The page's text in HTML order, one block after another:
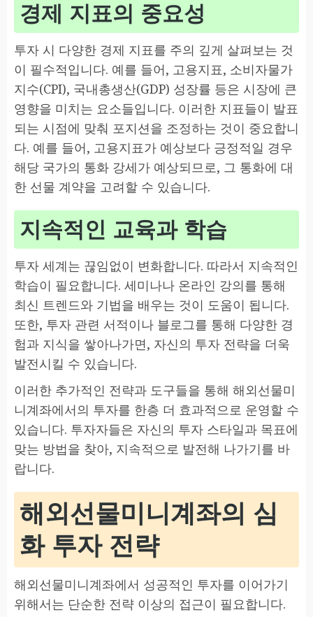
경제 지표의 중요성
투자 시 다양한 경제 지표를 주의 깊게 살펴보는 것
이 필수적입니다. 예를 들어, 고용지표, 소비자물가
지수(CPI), 국내총생산(GDP) 성장률 등은 시장에 큰
영향을 미치는 요소들입니다. 이러한 지표들이 발표
되는 시점에 맞춰 포지션을 조정하는 것이 중요합니
다. 예를 들어, 고용지표가 예상보다 긍정적일 경우
해당 국가의 통화 강세가 예상되므로, 그 통화에 대
한 선물 계약을 고려할 수 있습니다.
지속적인 교육과 학습
투자 세계는 끊임없이 변화합니다. 따라서 지속적인
학습이 필요합니다. 세미나나 온라인 강의를 통해
최신 트렌드와 기법을 배우는 것이 도움이 됩니다.
또한, 투자 관련 서적이나 블로그를 통해 다양한 경
험과 지식을 쌓아나가면, 자신의 투자 전략을 더욱
발전시킬 수 있습니다.
이러한 추가적인 전략과 도구들을 통해 해외선물미
니계좌에서의 투자를 한층 더 효과적으로 운영할 수
있습니다. 투자자들은 자신의 투자 스타일과 목표에
맞는 방법을 찾아, 지속적으로 발전해 나가기를 바
랍니다.
해외선물미니계좌의 심
화 투자 전략
해외선물미니계좌에서 성공적인 투자를 이어가기
위해서는 단순한 전략 이상의 접근이 필요합니다.